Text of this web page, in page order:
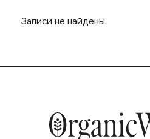
Записи не найдены.